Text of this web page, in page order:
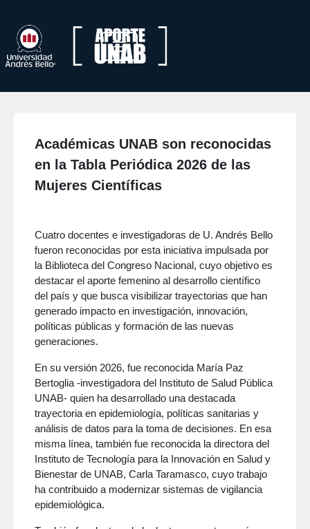
Académicas UNAB son reconocidas
en la Tabla Periódica 2026 de las
Mujeres Científicas
Cuatro docentes e investigadoras de U. Andrés Bello
fueron reconocidas por esta iniciativa impulsada por
la Biblioteca del Congreso Nacional, cuyo objetivo es
destacar el aporte femenino al desarrollo científico
del país y que busca visibilizar trayectorias que han
generado impacto en investigación, innovación,
políticas públicas y formación de las nuevas
generaciones.
En su versión 2026, fue reconocida María Paz
Bertoglia -investigadora del Instituto de Salud Pública
UNAB- quien ha desarrollado una destacada
trayectoria en epidemiología, políticas sanitarias y
análisis de datos para la toma de decisiones. En esa
misma línea, también fue reconocida la directora del
Instituto de Tecnología para la Innovación en Salud y
Bienestar de UNAB, Carla Taramasco, cuyo trabajo
ha contribuido a modernizar sistemas de vigilancia
epidemiológica.